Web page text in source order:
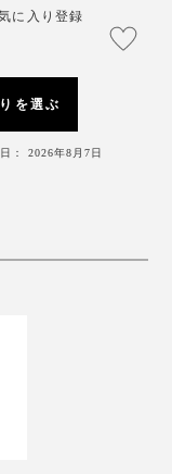
て、心地いい香
のです。
のトイレでも、
ら、次に使う人
ストラリアの植
うな爽やかなブ
に入り登録
を選ぶ
： 2026年8月7日